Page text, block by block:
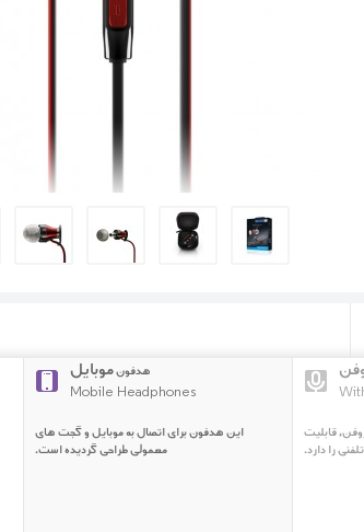
هدفونموبایل
Mobile Headphones
این هدفون برای اتصال به موبایل و گجت های
معمولی طراحی گردیده است.
قابلیت
را دارد.